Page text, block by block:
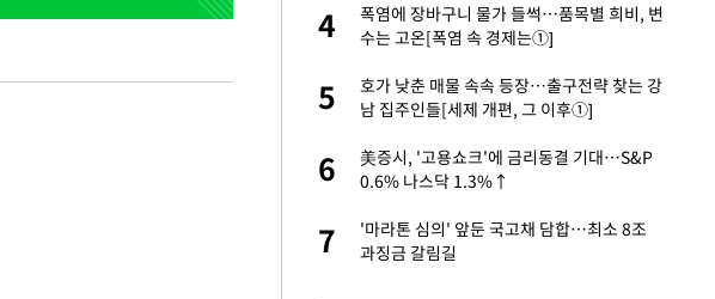
오세훈 "용산공원 아파트, 노무현·문재인 철
김도영·곽빈·안현민…오승환·니퍼트가 콕
4
폭염에 장바구니 물가 들썩…품목별 희비, 변
수는 고온[폭염 속 경제는①]
5
호가 낮춘 매물 속속 등장…출구전략 찾는 강
남 집주인들[세제 개편, 그 이후①]
6
美증시, '고용쇼크'에 금리동결 기대…S&P
0.6% 나스닥 1.3%↑
7
'마라톤 심의' 앞둔 국고채 담합…최소 8조
과징금 갈림길